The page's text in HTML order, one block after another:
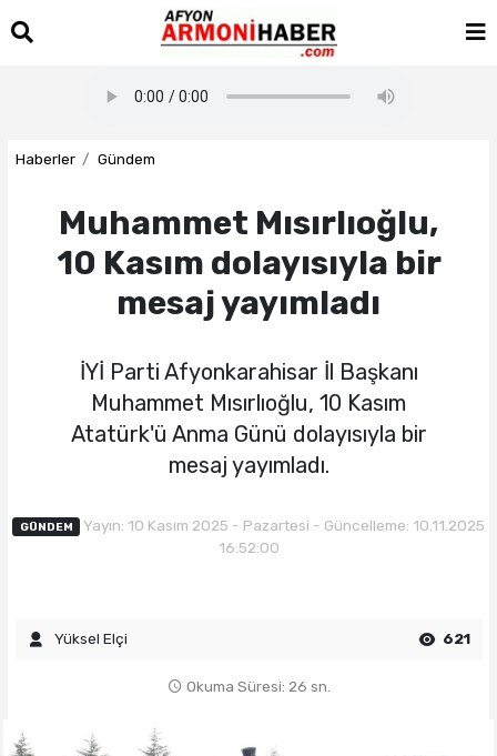
Haberler Gündem
Muhammet Mısırlıoğlu,
10 Kasım dolayısıyla bir
mesaj yayımladı
İYİ Parti Afyonkarahisar İl Başkanı
Muhammet Mısırlıoğlu, 10 Kasım
Atatürk'ü Anma Günü dolayısıyla bir
mesaj yayımladı.
GÜNDEM
Yayın: 10 Kasım 2025 - Pazartesi - Güncelleme: 10.11.2025
16:52:00
Yüksel Elçi 621
Okuma Süresi: 26 sn.